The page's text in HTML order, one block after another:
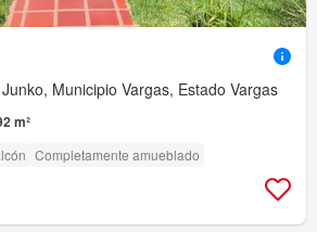
Municipio Vargas, Estado Vargas
m²
Completamente amueblado